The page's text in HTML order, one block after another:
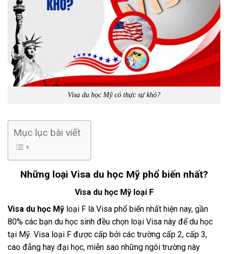
Visa du học Mỹ có thực sự khó?
Mục lục bài viết
Những loại Visa du học Mỹ phổ biến nhất?
Visa du học Mỹ loại F
Visa du học Mỹ loại F là Visa phổ biến nhất hiện nay, gần
80% các bạn du học sinh đều chọn loại Visa này để du học
tại Mỹ. Visa loại F được cấp bởi các trường cấp 2, cấp 3,
cao đẳng hay đại học, miễn sao những ngôi trường này